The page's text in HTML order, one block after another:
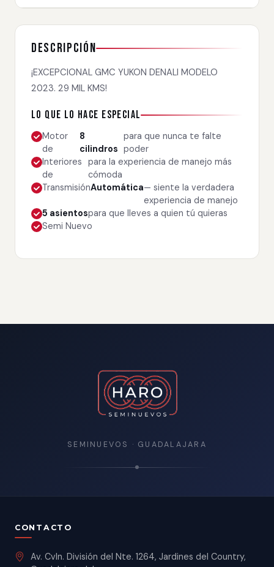
Descripción
¡EXCEPCIONAL GMC YUKON DENALI MODELO
2023. 29 MIL KMS!
Lo que lo hace especial
Motor
de
8
cilindros
para que nunca te falte
poder
Interiores
de
para la experiencia de manejo más
cómoda
TransmisiónAutomática— siente la verdadera
experiencia de manejo
5 asientospara que lleves a quien tú quieras
Semi Nuevo
SEMINUEVOS · GUADALAJARA
CONTACTO
Av. Cvln. División del Nte. 1264, Jardines del Country,